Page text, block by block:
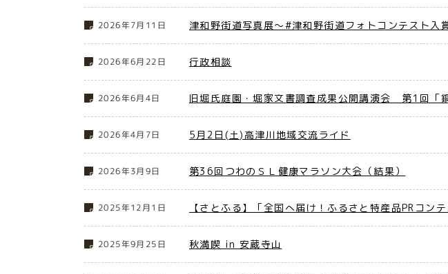
2026年7月11日 津和野街道写真展～#津和野街道フォトコンテスト入
2026年6月22日 行政相談
2026年6月4日 旧堀氏庭園・堀家文書調査成果公開講演会 第1回「
2026年4月7日 5月2日(土)高津川地域交流ライド
2026年3月9日 第36回つわのＳＬ健康マラソン大会（結果）
2025年12月1日 【さとふる】「全国へ届け！ふるさと特産品PRコンテ
2025年9月25日 秋満喫 in 安蔵寺山